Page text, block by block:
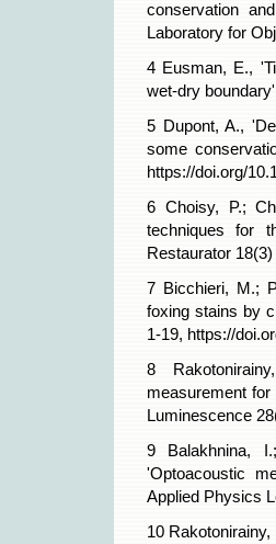
conservation
Laboratory for
4 Eusman, E.,
wet-dry
5 Dupont, A.,
some
https://doi.org/
6 Choisy, P.;
techniques for
Restaurator
7 Bicchieri, M.;
foxing stains by
1-19, https://
8
measurement
Luminescence
9 Balakhnina,
'Optoacoustic
Applied Physics
10